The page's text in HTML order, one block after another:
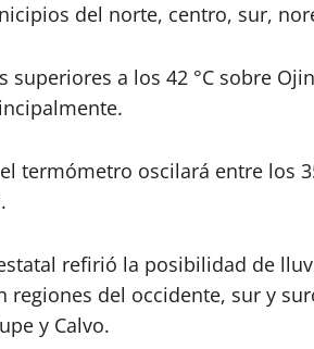
del norte, centro, sur,
a los 42 °C sobre
termómetro oscilará entre los
refirió la posibilidad de
regiones del occidente, sur y
y Calvo.